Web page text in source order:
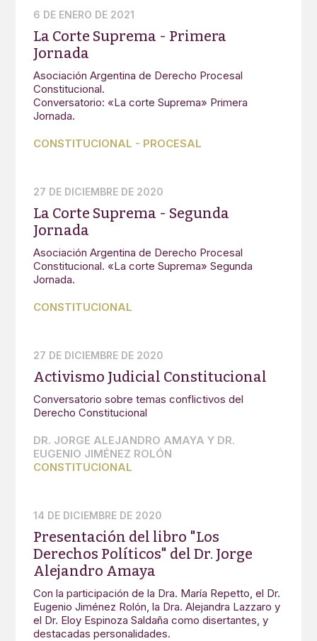
6 DE ENERO DE 2021
La Corte Suprema - Primera
Jornada
Asociación Argentina de Derecho Procesal
Constitucional.
Conversatorio: «La corte Suprema» Primera
Jornada.
CONSTITUCIONAL - PROCESAL
27 DE DICIEMBRE DE 2020
La Corte Suprema - Segunda
Jornada
Asociación Argentina de Derecho Procesal
Constitucional. «La corte Suprema» Segunda
Jornada.
CONSTITUCIONAL
27 DE DICIEMBRE DE 2020
Activismo Judicial Constitucional
Conversatorio sobre temas conflictivos del
Derecho Constitucional
DR. JORGE ALEJANDRO AMAYA Y DR.
EUGENIO JIMÉNEZ ROLÓN
CONSTITUCIONAL
14 DE DICIEMBRE DE 2020
Presentación del libro "Los
Derechos Políticos" del Dr. Jorge
Alejandro Amaya
Con la participación de la Dra. María Repetto, el Dr.
Eugenio Jiménez Rolón, la Dra. Alejandra Lazzaro y
el Dr. Eloy Espinoza Saldaña como disertantes, y
destacadas personalidades.